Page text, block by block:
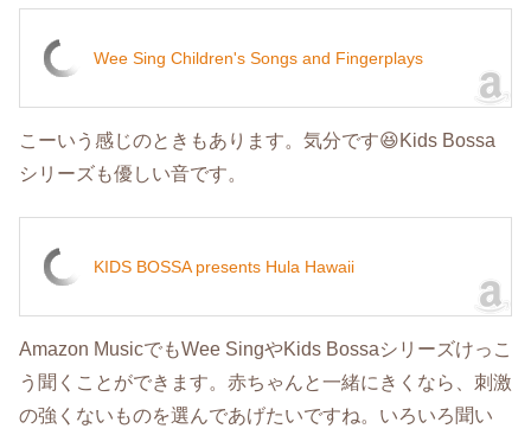
Wee Sing Children's Songs and Fingerplays
こーいう感じのときもあります。気分です😆Kids Bossa
シリーズも優しい音です。
KIDS BOSSA presents Hula Hawaii
Amazon MusicでもWee SingやKids Bossaシリーズけっこ
う聞くことができます。赤ちゃんと一緒にきくなら、刺激
の強くないものを選んであげたいですね。いろいろ聞い